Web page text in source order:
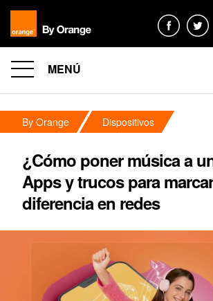
MENÚ
By Orange Dispositivos
¿Cómo poner música a
Apps y trucos para
diferencia en redes